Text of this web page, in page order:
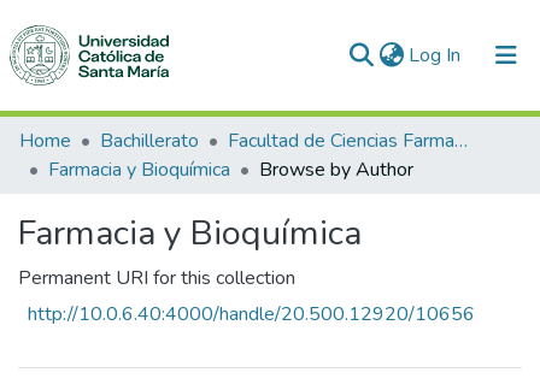
Log In (current)
Communities & Collections
All of DSpace
Home Bachillerato
Facultad de Ciencias Farmacéuticas, Bioquímicas y Biotecnológicas
Farmacia y Bioquímica
Browse by Author
Farmacia y Bioquímica
Permanent URI for this collection
http://10.0.6.40:4000/handle/20.500.12920/10656